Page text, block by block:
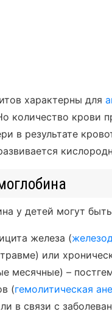
характерны для
количество крови
в результате
у детей могут
железа (
или
месячные) –
(гемолитическая
в связи с